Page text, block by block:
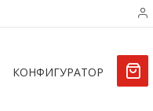
КОНФИГУРАТОР